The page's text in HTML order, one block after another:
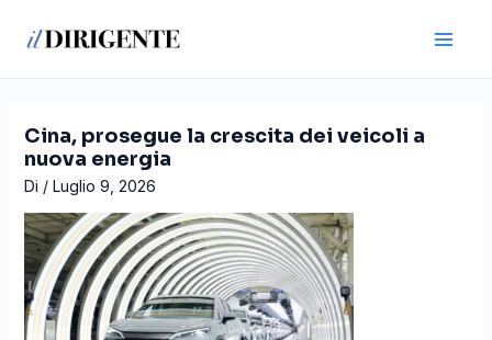
Cina, prosegue la crescita dei veicoli a
nuova energia
Di / Luglio 9, 2026
articoli